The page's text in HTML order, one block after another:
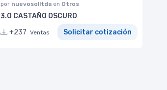
por nuevosolltda en Otros
3.0 CASTAÑO OSCURO
+237 Ventas Solicitar cotización